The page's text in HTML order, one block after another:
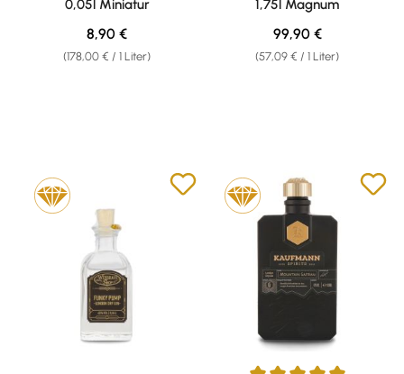
0,05l Miniatur
(178,00 € / 1 Liter)
Regulärer Preis:
8,90 €
1,75l Magnum
(57,09 € / 1 Liter)
Regulärer Preis:
99,90 €